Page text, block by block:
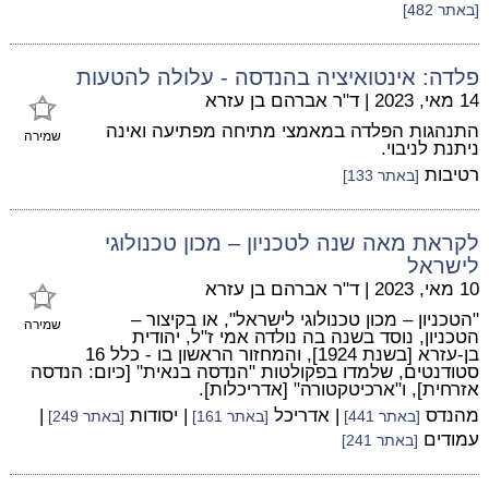
[באתר 482]
פלדה: אינטואיציה בהנדסה - עלולה להטעות
שמירה
14 מאי, 2023 | ד"ר אברהם בן עזרא
התנהגות הפלדה במאמצי מתיחה מפתיעה ואינה
ניתנת לניבוי.
רטיבות [באתר 133]
לקראת מאה שנה לטכניון – מכון טכנולוגי
לישראל
שמירה
10 מאי, 2023 | ד"ר אברהם בן עזרא
"הטכניון – מכון טכנולוגי לישראל", או בקיצור –
הטכניון, נוסד בשנה בה נולדה אמי ז"ל, יהודית
בן-עזרא [בשנת 1924], והמחזור הראשון בו - כלל 16
סטודנטים, שלמדו בפקולטות "הנדסה בנאית" [כיום: הנדסה
אזרחית], ו"ארכיטקטורה" [אדריכלות].
מהנדס [באתר 441] | אדריכל [באתר 161] | יסודות [באתר 249]
|
עמודים [באתר 241]